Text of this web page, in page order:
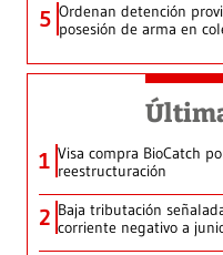
5 Ordenan detención
posesión de arma en
1 Visa compra BioCatch
reestructuración
2 Baja tributación
corriente negativo a